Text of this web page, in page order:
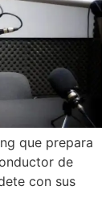
que prepara
de
con sus